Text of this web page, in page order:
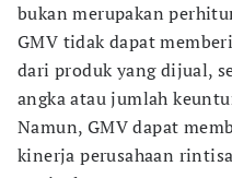
bukan merupakan
GMV tidak dapat
dari produk yang dijual,
angka atau jumlah
Namun, GMV dapat
kinerja perusahaan